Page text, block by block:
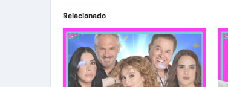
Relacionado